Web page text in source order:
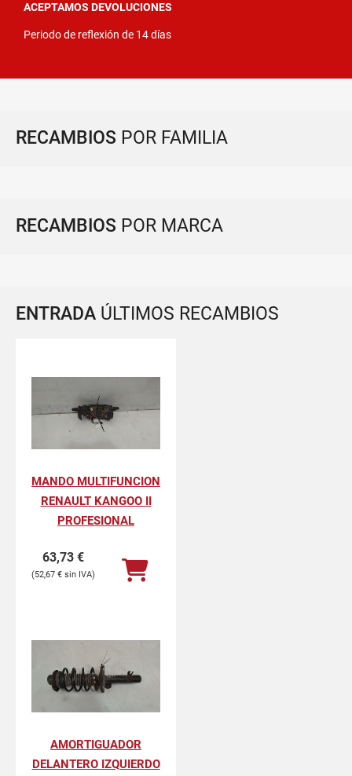
ACEPTAMOS DEVOLUCIONES
Periodo de reflexión de 14 días
RECAMBIOS POR FAMILIA
RECAMBIOS POR MARCA
ENTRADA ÚLTIMOS RECAMBIOS
MANDO MULTIFUNCION
RENAULT KANGOO II
PROFESIONAL
63,73 €
52,67 €
AMORTIGUADOR
DELANTERO IZQUIERDO